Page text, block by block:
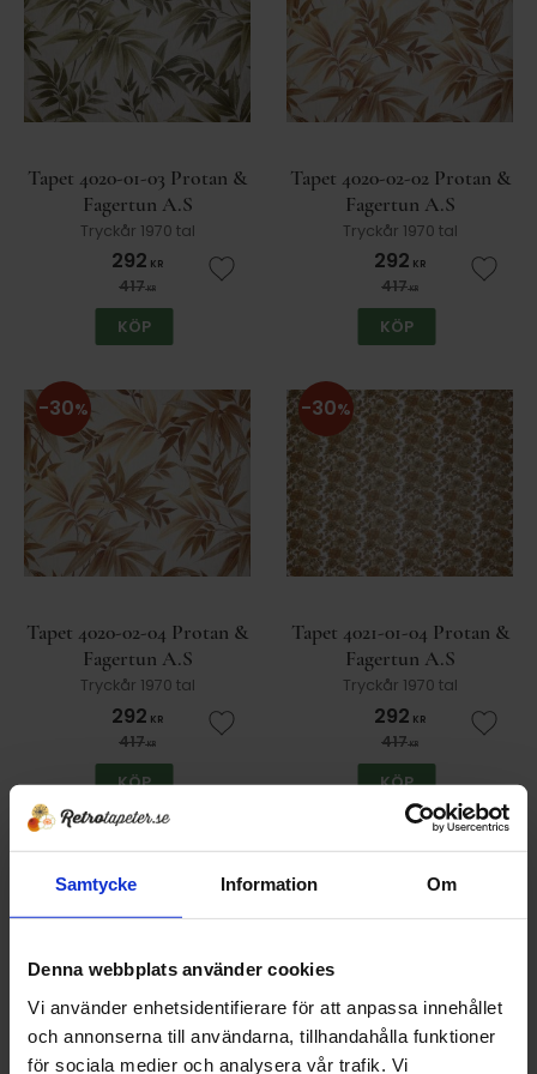
Samtycke Information Om
Denna webbplats använder cookies
Vi använder enhetsidentifierare för att anpassa innehållet
och annonserna till användarna, tillhandahålla funktioner
för sociala medier och analysera vår trafik. Vi
Tapet 4020-01-03 Protan &
Fagertun A.S
Tryckår 1970 tal
292 KR
417KR Lägg till i favoriter
KÖP
Tapet 4020-02-02 Protan &
Fagertun A.S
Tryckår 1970 tal
292 KR
417KR Lägg
KÖP
Tapet 4020-02-04 Protan &
Fagertun A.S
Tryckår 1970 tal
292 KR
417KR
30%
Lägg till i favoriter
KÖP
Tapet 4021-01-04 Protan &
Fagertun A.S
Tryckår 1970 tal
292 KR
417KR
30%
Lägg
KÖP